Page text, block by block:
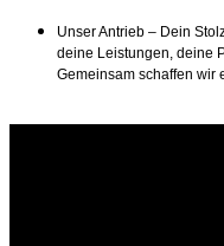
Unser Antrieb – Dein
deine Leistungen, deine
Gemeinsam schaffen wir